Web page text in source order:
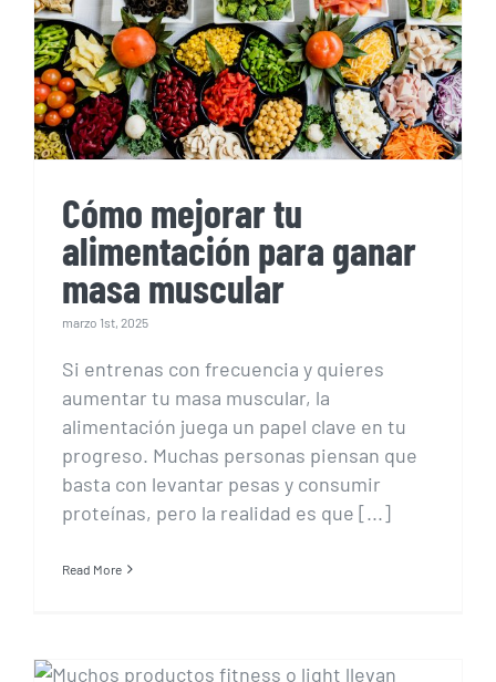
alimentación para ganar
masa muscular
Cómo mejorar tu
alimentación para ganar
masa muscular
marzo 1st, 2025
Si entrenas con frecuencia y quieres
aumentar tu masa muscular, la
alimentación juega un papel clave en tu
progreso. Muchas personas piensan que
basta con levantar pesas y consumir
proteínas, pero la realidad es que [...]
Read More
Mitos y verdades sobre la